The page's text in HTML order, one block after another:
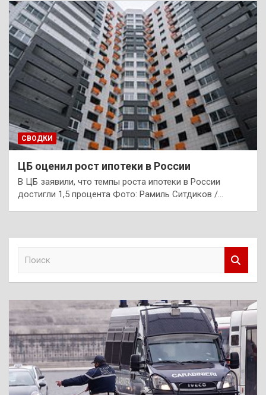
СВОДКИ
ЦБ оценил рост ипотеки в России
В ЦБ заявили, что темпы роста ипотеки в России
достигли 1,5 процента Фото: Рамиль Ситдиков /…
к